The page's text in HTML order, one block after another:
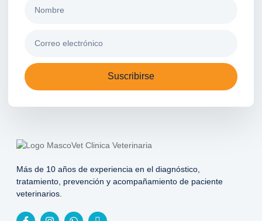
Suscribirse
Más de 10 años de experiencia en el diagnóstico,
tratamiento, prevención y acompañamiento de paciente
veterinarios.